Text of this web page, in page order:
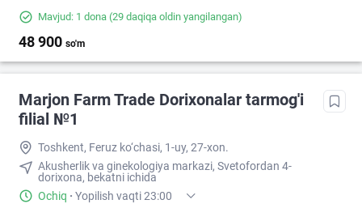
Mavjud: 1 dona (29 daqiqa oldin yangilangan)
48 900 so'm
Marjon Farm Trade Dorixonalar tarmog'i
filial №1
Toshkent, Feruz ko‘chasi, 1-uy, 27-xon.
Akusherlik va ginekologiya markazi, Svetofordan 4-
dorixona, bekatni ichida
Ochiq · Yopilish vaqti 23:00